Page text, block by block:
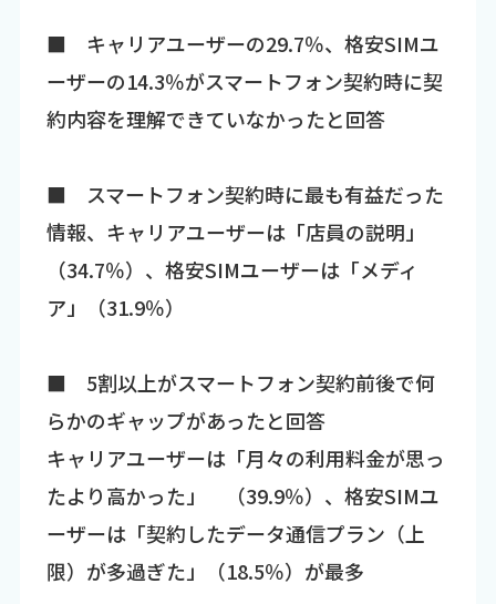
■ キャリアユーザーの29.7％、格安SIMユ
ーザーの14.3％がスマートフォン契約時に契
約内容を理解できていなかったと回答
■ スマートフォン契約時に最も有益だった
情報、キャリアユーザーは「店員の説明」
（34.7％）、格安SIMユーザーは「メディ
ア」（31.9％）
■ 5割以上がスマートフォン契約前後で何
らかのギャップがあったと回答
キャリアユーザーは「月々の利用料金が思っ
たより高かった」 （39.9％）、格安SIMユ
ーザーは「契約したデータ通信プラン（上
限）が多過ぎた」（18.5％）が最多